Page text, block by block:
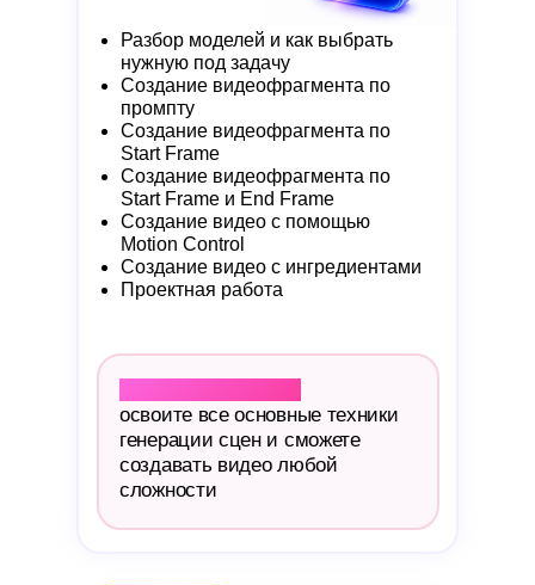
Разбор моделей и как выбрать
нужную под задачу
Создание видеофрагмента по
промпту
Создание видеофрагмента по
Start Frame
Создание видеофрагмента по
Start Frame и End Frame
Создание видео с помощью
Motion Control
Создание видео с ингредиентами
Проектная работа
освоите все основные техники
генерации сцен и сможете
создавать видео любой
сложности